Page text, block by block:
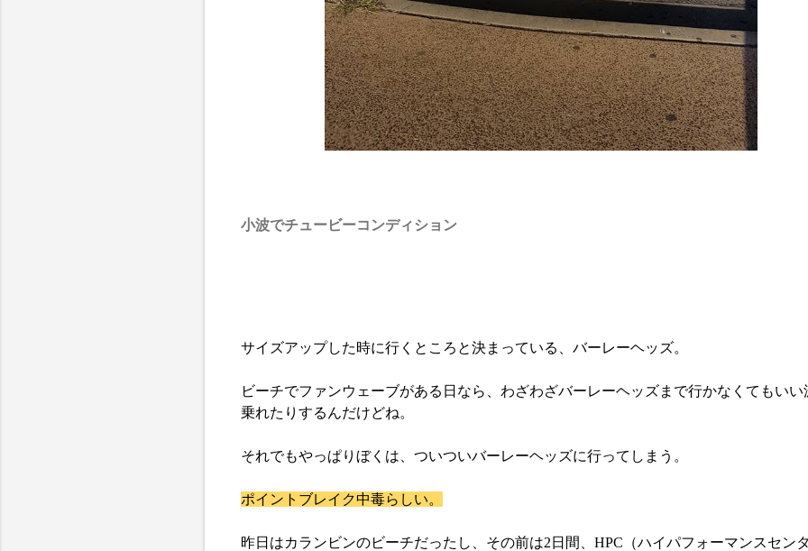
小波でチュービーコンディション
サイズアップした時に行くところと決まっている、バーレーヘッズ。
ビーチでファンウェーブがある日なら、わざわざバーレーヘッズまで行かなくてもいい
乗れたりするんだけどね。
それでもやっぱりぼくは、ついついバーレーヘッズに行ってしまう。
ポイントブレイク中毒らしい。
昨日はカランビンのビーチだったし、その前は2日間、HPC（ハイパフォーマンスセン